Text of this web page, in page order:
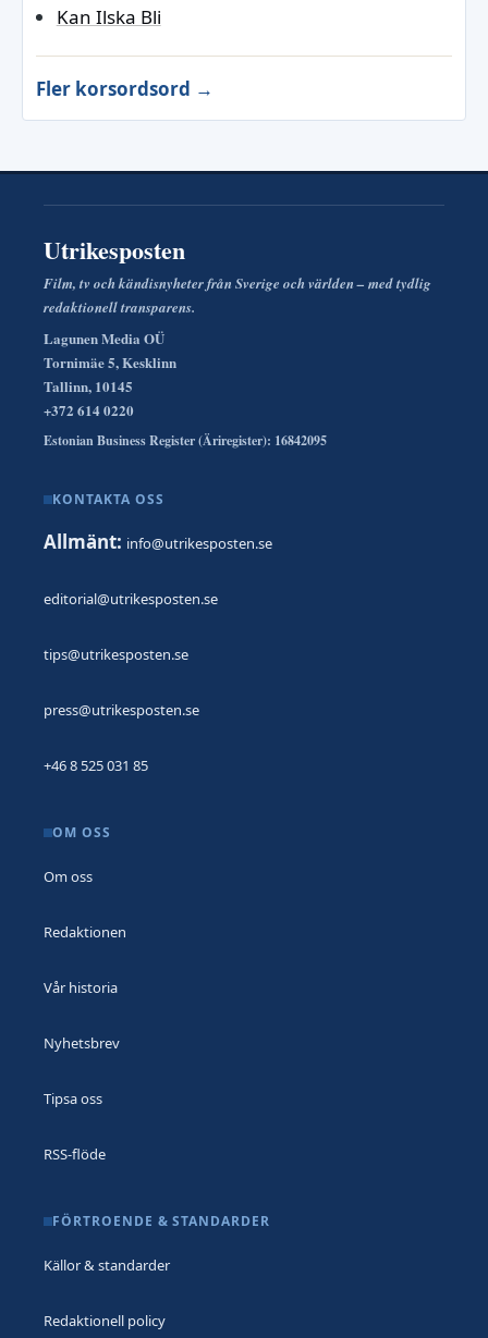
Kan Ilska Bli
Fler korsordsord →
Utrikesposten
Film, tv och kändisnyheter från Sverige och världen – med tydlig
redaktionell transparens.
Lagunen Media OÜ
Tornimäe 5, Kesklinn
Tallinn, 10145
+372 614 0220
Estonian Business Register (Äriregister): 16842095
KONTAKTA OSS
Allmänt: info@utrikesposten.se
editorial@utrikesposten.se
tips@utrikesposten.se
press@utrikesposten.se
+46 8 525 031 85
OM OSS
Om oss
Redaktionen
Vår historia
Nyhetsbrev
Tipsa oss
RSS-flöde
FÖRTROENDE & STANDARDER
Källor & standarder
Redaktionell policy